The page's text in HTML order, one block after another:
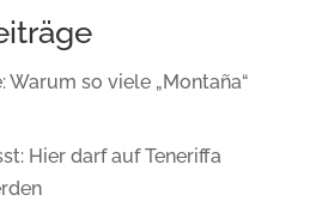
Warum so viele „Montaña“
Hier darf auf Teneriffa